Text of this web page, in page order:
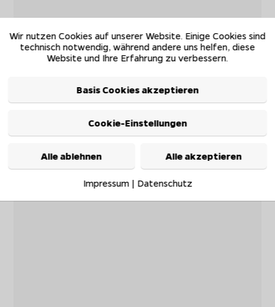
Wir nutzen Cookies auf unserer Website. Einige Cookies sind
technisch notwendig, während andere uns helfen, diese
Website und Ihre Erfahrung zu verbessern.
Basis Cookies akzeptieren
Cookie-Einstellungen
Alle ablehnen Alle akzeptieren
Impressum| Datenschutz